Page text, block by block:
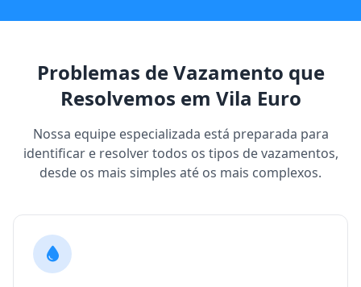
Problemas de Vazamento que
Resolvemos em Vila Euro
Nossa equipe especializada está preparada para
identificar e resolver todos os tipos de vazamentos,
desde os mais simples até os mais complexos.